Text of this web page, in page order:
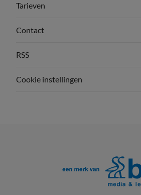
Tarieven
Contact
RSS
Cookie instellingen